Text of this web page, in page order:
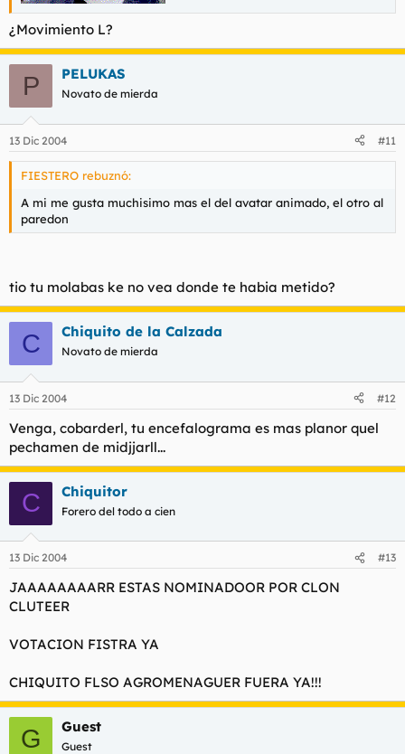
¿Movimiento L?
P PELUKAS
Novato de mierda
13 Dic 2004 #11
FIESTERO rebuznó:
A mi me gusta muchisimo mas el del avatar animado, el otro al
paredon
tio tu molabas ke no vea donde te habia metido?
C Chiquito de la Calzada
Novato de mierda
13 Dic 2004 #12
Venga, cobarderl, tu encefalograma es mas planor quel
pechamen de midjjarll...
C Chiquitor
Forero del todo a cien
13 Dic 2004 #13
JAAAAAAAARR ESTAS NOMINADOOR POR CLON
CLUTEER
VOTACION FISTRA YA
CHIQUITO FLSO AGROMENAGUER FUERA YA!!!
G Guest
Guest